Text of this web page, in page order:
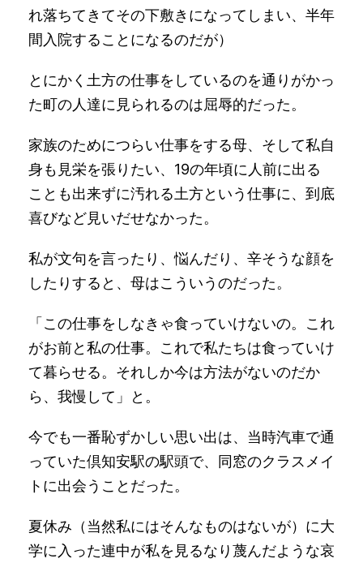
れ落ちてきてその下敷きになってしまい、半年
間入院することになるのだが）
とにかく土方の仕事をしているのを通りがかっ
た町の人達に見られるのは屈辱的だった。
家族のためにつらい仕事をする母、そして私自
身も見栄を張りたい、19の年頃に人前に出る
ことも出来ずに汚れる土方という仕事に、到底
喜びなど見いだせなかった。
私が文句を言ったり、悩んだり、辛そうな顔を
したりすると、母はこういうのだった。
「この仕事をしなきゃ食っていけないの。これ
がお前と私の仕事。これで私たちは食っていけ
て暮らせる。それしか今は方法がないのだか
ら、我慢して」と。
今でも一番恥ずかしい思い出は、当時汽車で通
っていた倶知安駅の駅頭で、同窓のクラスメイ
トに出会うことだった。
夏休み（当然私にはそんなものはないが）に大
学に入った連中が私を見るなり蔑んだような哀